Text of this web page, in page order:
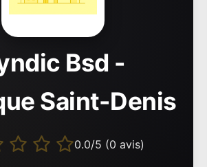
Bsd -
Saint-Denis
0.0/5 (0 avis)